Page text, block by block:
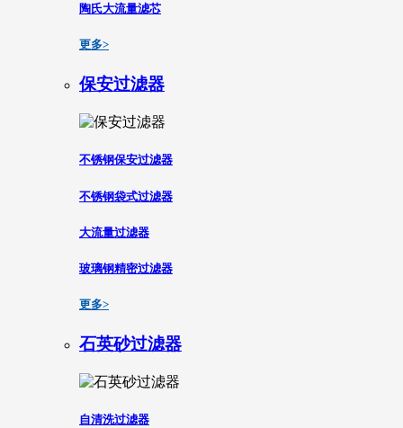
陶氏大流量滤芯
更多>
保安过滤器
不锈钢保安过滤器
不锈钢袋式过滤器
大流量过滤器
玻璃钢精密过滤器
更多>
石英砂过滤器
自清洗过滤器